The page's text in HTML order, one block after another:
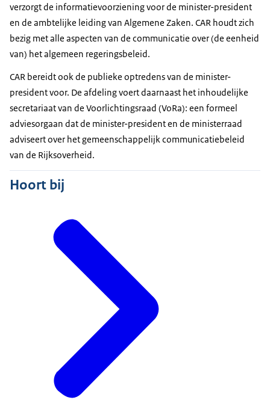
verzorgt de informatievoorziening voor de minister-president
en de ambtelijke leiding van Algemene Zaken. CAR houdt zich
bezig met alle aspecten van de communicatie over (de eenheid
van) het algemeen regeringsbeleid.
CAR bereidt ook de publieke optredens van de minister-
president voor. De afdeling voert daarnaast het inhoudelijke
secretariaat van de Voorlichtingsraad (VoRa): een formeel
adviesorgaan dat de minister-president en de ministerraad
adviseert over het gemeenschappelijk communicatiebeleid
van de Rijksoverheid.
Hoort bij